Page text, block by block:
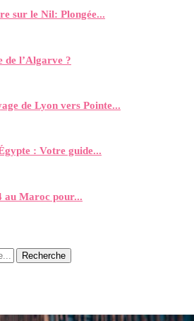
sur le Nil: Plongée...
de l’Algarve ?
de Lyon vers Pointe...
: Votre guide...
au Maroc pour...